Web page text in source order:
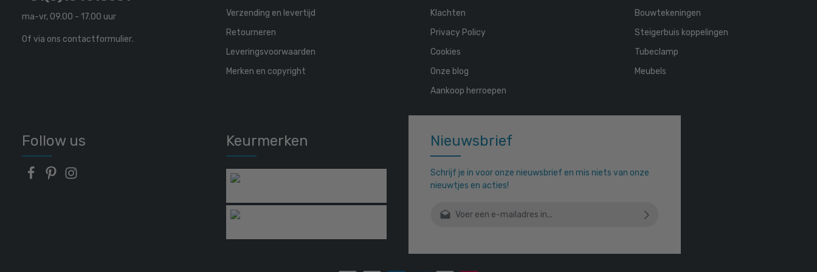
Nieuwsbrief
Schrijf je in voor onze nieuwsbrief en mis niets van onze
nieuwtjes en acties!
E-mailadres*
Follow us Keurmerken
ma-vr, 09.00 - 17.00 uur
Of via ons contactformulier.
Verzending en levertijd
Retourneren
Leveringsvoorwaarden
Merken en copyright
Klachten
Privacy Policy
Cookies
Onze blog
Aankoop herroepen
Bouwtekeningen
Steigerbuis koppelingen
Tubeclamp
Meubels